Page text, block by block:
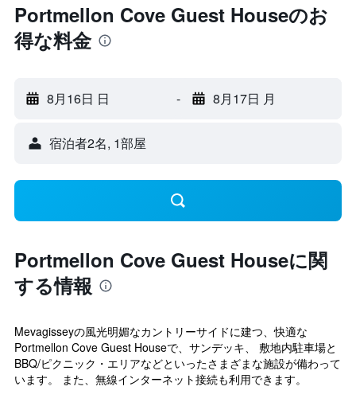
Portmellon Cove Guest Houseのお
得な料金
8月16日 日 - 8月17日 月
宿泊者2名, 1​部屋
Portmellon Cove Guest Houseに関
する情報
Mevagisseyの風光明媚なカントリーサイドに建つ、快適な
Portmellon Cove Guest Houseで、サンデッキ、 敷地内駐車場と
BBQ/ピクニック・エリアなどといったさまざまな施設が備わって
います。 また、無線インターネット接続も利用できます。